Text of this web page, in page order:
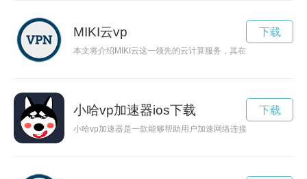
MIKI云vp
本文将介绍MIKI云这一领先的云计算服务，其在数字化时代中
下载
小哈vp加速器ios下载
小哈vp加速器是一款能够帮助用户加速网络连接速度，提升网
下载